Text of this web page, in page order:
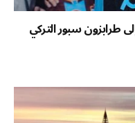
طرابزون سبور التركي